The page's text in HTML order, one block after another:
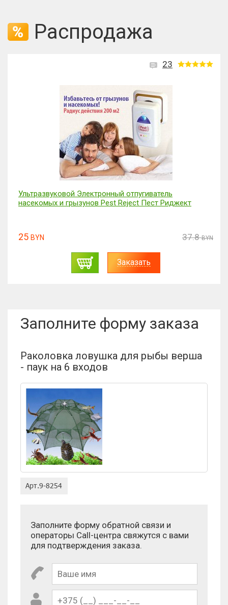
Распродажа
23
Ультразвуковой Электронный отпугиватель
насекомых и грызунов Pest Reject Пест Риджект
25 BYN 37.8 BYN
Заказать
Заполните форму заказа
Раколовка ловушка для рыбы верша
- паук на 6 входов
Заполните форму обратной связи и
операторы Call-центра свяжутся с вами
для подтверждения заказа.